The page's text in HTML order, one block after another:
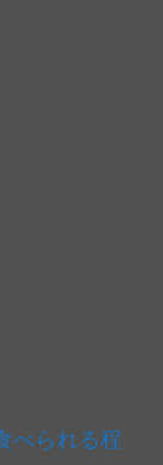
べられる程